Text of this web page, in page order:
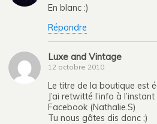
En blanc :)
Répondre
Luxe and Vintage
12 octobre 2010
Le titre de la boutique est
J’ai retwitté l’info à
Facebook (Nathalie.S)
Tu nous gâtes dis donc ;)